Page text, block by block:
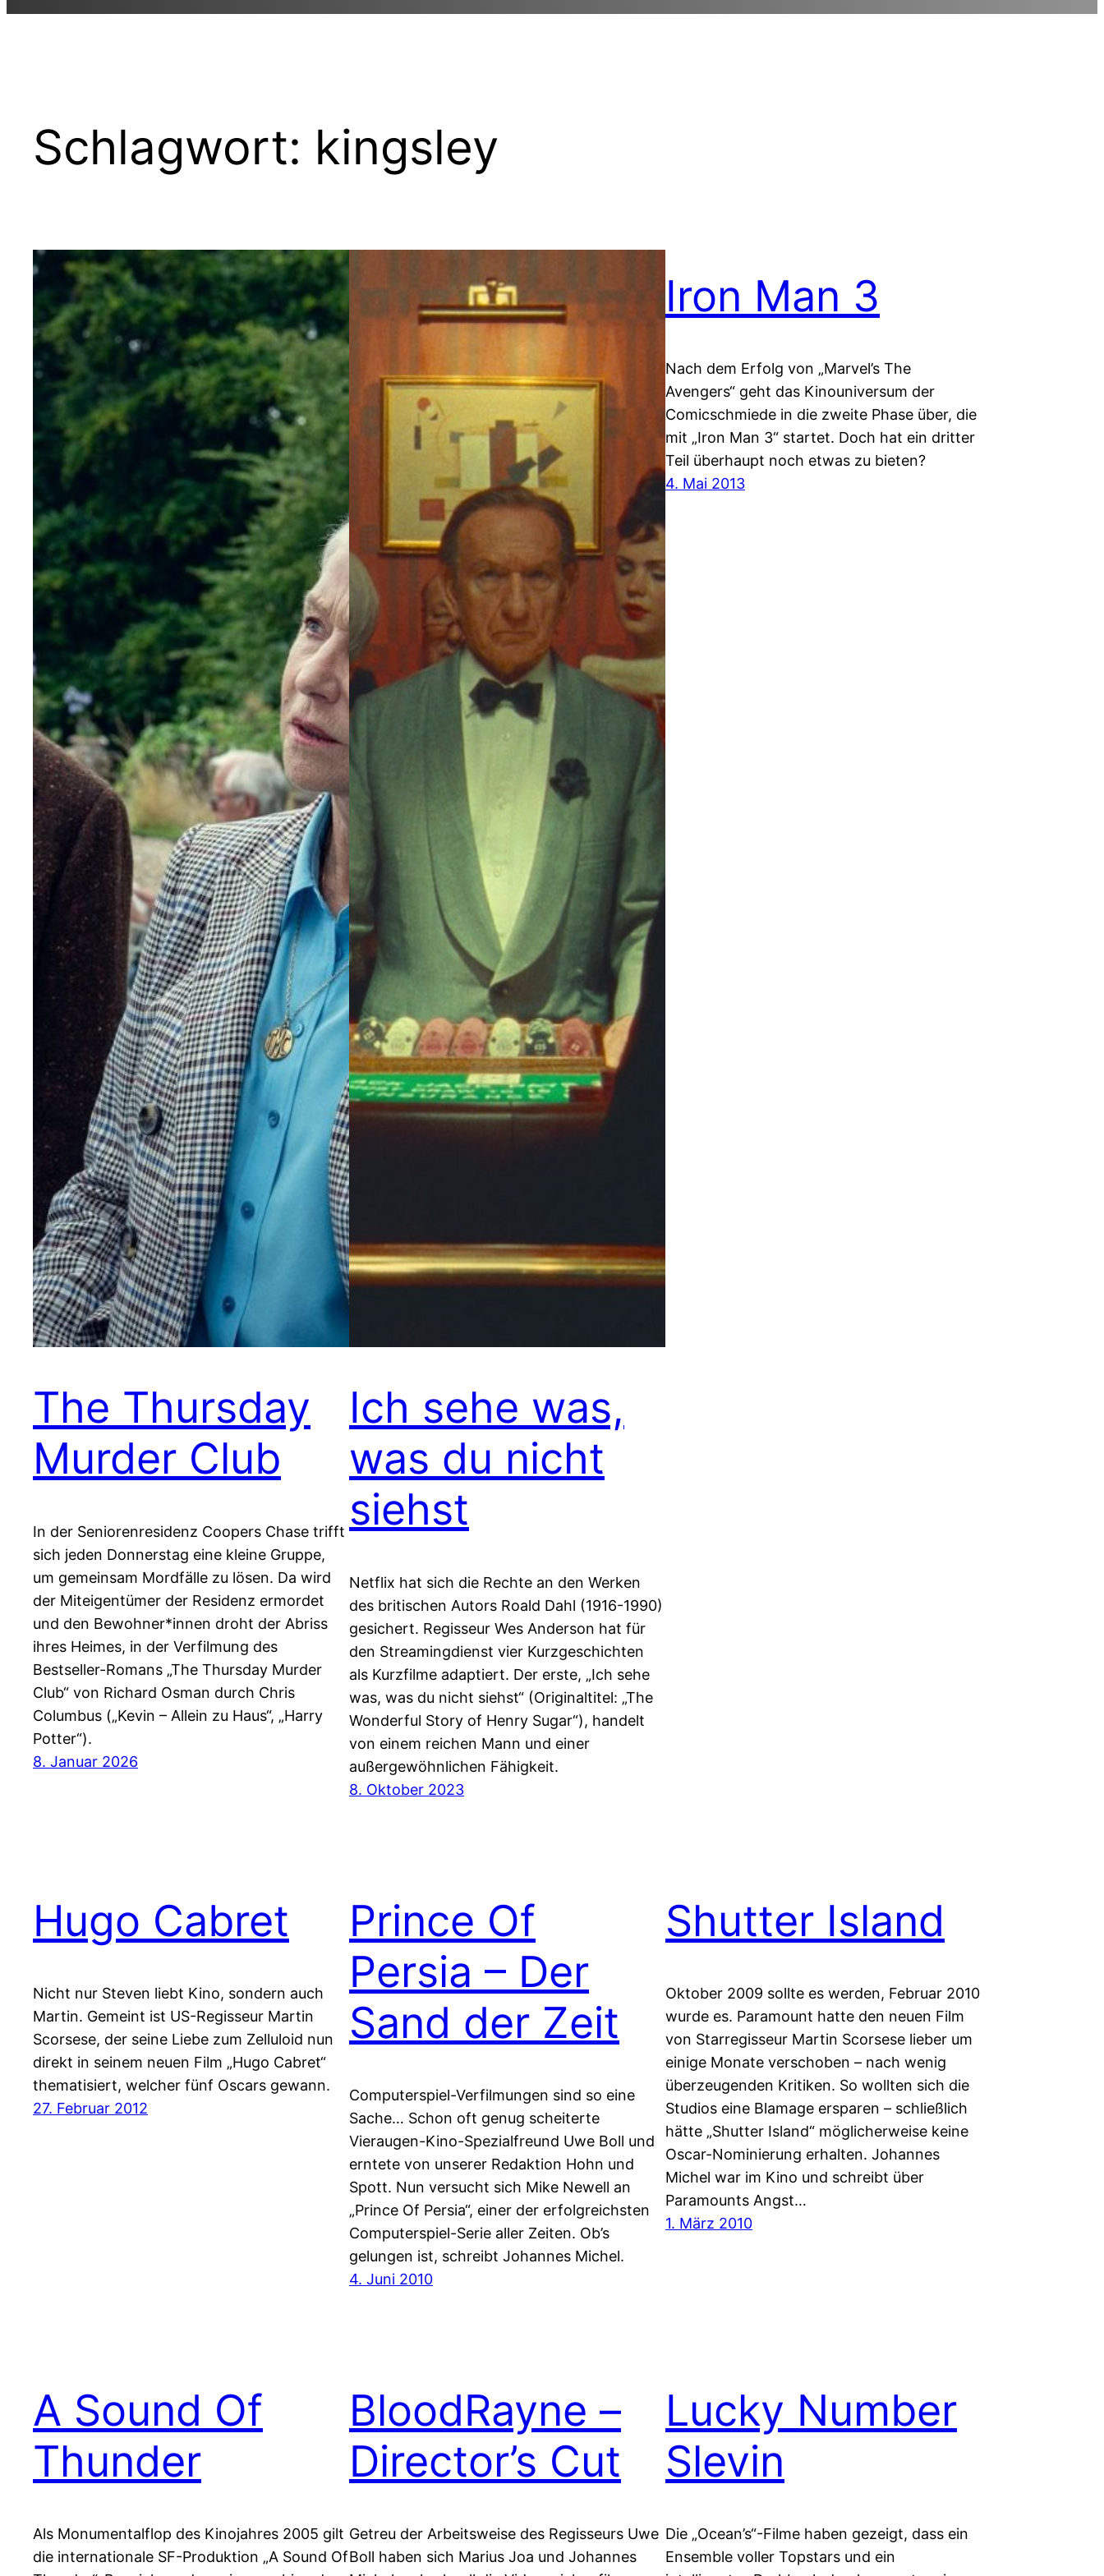
Schlagwort: kingsley
The Thursday
Murder Club
In der Seniorenresidenz Coopers Chase trifft
sich jeden Donnerstag eine kleine Gruppe,
um gemeinsam Mordfälle zu lösen. Da wird
der Miteigentümer der Residenz ermordet
und den Bewohner*innen droht der Abriss
ihres Heimes, in der Verfilmung des
Bestseller-Romans „The Thursday Murder
Club“ von Richard Osman durch Chris
Columbus („Kevin – Allein zu Haus“, „Harry
Potter“).
8. Januar 2026
Ich sehe was,
was du nicht
siehst
Netflix hat sich die Rechte an den Werken
des britischen Autors Roald Dahl (1916-1990)
gesichert. Regisseur Wes Anderson hat für
den Streamingdienst vier Kurzgeschichten
als Kurzfilme adaptiert. Der erste, „Ich sehe
was, was du nicht siehst“ (Originaltitel: „The
Wonderful Story of Henry Sugar“), handelt
von einem reichen Mann und einer
außergewöhnlichen Fähigkeit.
8. Oktober 2023
Iron Man 3
Nach dem Erfolg von „Marvel’s The
Avengers“ geht das Kinouniversum der
Comicschmiede in die zweite Phase über, die
mit „Iron Man 3“ startet. Doch hat ein dritter
Teil überhaupt noch etwas zu bieten?
4. Mai 2013
Hugo Cabret
Nicht nur Steven liebt Kino, sondern auch
Martin. Gemeint ist US-Regisseur Martin
Scorsese, der seine Liebe zum Zelluloid nun
direkt in seinem neuen Film „Hugo Cabret“
thematisiert, welcher fünf Oscars gewann.
27. Februar 2012
Prince Of
Persia – Der
Sand der Zeit
Computerspiel-Verfilmungen sind so eine
Sache… Schon oft genug scheiterte
Vieraugen-Kino-Spezialfreund Uwe Boll und
erntete von unserer Redaktion Hohn und
Spott. Nun versucht sich Mike Newell an
„Prince Of Persia“, einer der erfolgreichsten
Computerspiel-Serie aller Zeiten. Ob’s
gelungen ist, schreibt Johannes Michel.
4. Juni 2010
Shutter Island
Oktober 2009 sollte es werden, Februar 2010
wurde es. Paramount hatte den neuen Film
von Starregisseur Martin Scorsese lieber um
einige Monate verschoben – nach wenig
überzeugenden Kritiken. So wollten sich die
Studios eine Blamage ersparen – schließlich
hätte „Shutter Island“ möglicherweise keine
Oscar-Nominierung erhalten. Johannes
Michel war im Kino und schreibt über
Paramounts Angst…
1. März 2010
A Sound Of
Thunder
Als Monumentalflop des Kinojahres 2005 gilt
die internationale SF-Produktion „A Sound Of
BloodRayne –
Director’s Cut
Getreu der Arbeitsweise des Regisseurs Uwe
Boll haben sich Marius Joa und Johannes
Lucky Number
Slevin
Die „Ocean’s“-Filme haben gezeigt, dass ein
Ensemble voller Topstars und ein